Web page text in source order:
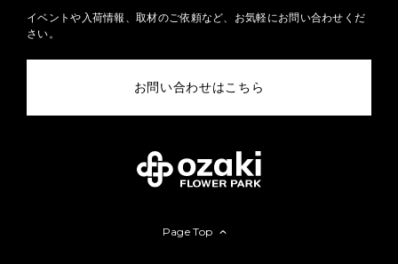
イベントや入荷情報、取材のご依頼など、お気軽にお問い合わせくだ
さい。
お問い合わせはこちら
Page Top